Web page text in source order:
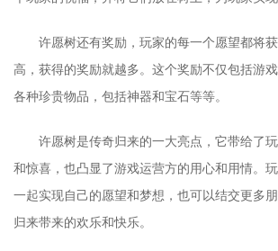
许愿树还有奖励，玩家的每一个愿望都将
高，获得的奖励就越多。这个奖励不仅包括游
各种珍贵物品，包括神器和宝石等等。
许愿树是传奇归来的一大亮点，它带给了
和惊喜，也凸显了游戏运营方的用心和用情。
一起实现自己的愿望和梦想，也可以结交更多
归来带来的欢乐和快乐。